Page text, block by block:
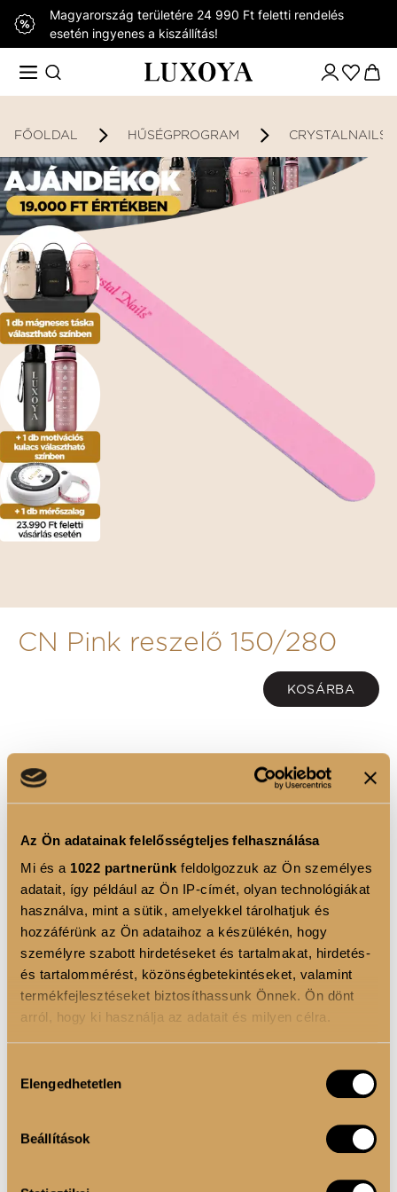
Az Ön adatainak felelősségteljes felhasználása
Mi és a 1022 partnerünk feldolgozzuk az Ön személyes
adatait, így például az Ön IP-címét, olyan technológiákat
használva, mint a sütik, amelyekkel tárolhatjuk és
hozzáférünk az Ön adataihoz a készülékén, hogy
személyre szabott hirdetéseket és tartalmakat, hirdetés-
és tartalommérést, közönségbetekintéseket, valamint
termékfejlesztéseket biztosíthassunk Önnek. Ön dönt
arról, hogy ki használja az adatait és milyen célra.
Információgyűjtés az Ön földrajzi elhelyezkedéséről
Az Ön készülékén beazonosítása annak konkrét
tulajdonságainak (ujjlenyomat) aktív ellenőrzésével
kiválasztása
Elengedhetetlen
Beállítások
Magyarország területére 24 990 Ft feletti rendelés
esetén ingyenes a kiszállítás!
FŐOLDAL HŰSÉGPROGRAM CRYSTALNAILS
CN Pink reszelő 150/280
KOSÁRBA
TERMÉKLEÍRÁS
Természetes körömhöz 150/280.
Emlékeztető:
Első használat előtt az új reszelők éleit ne felejtsd el
TERMÉK ELŐNYÖK